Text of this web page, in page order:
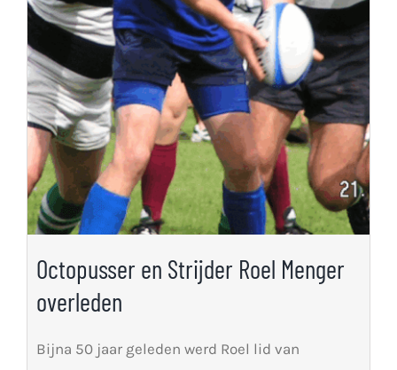
Octopusser en Strijder Roel Menger
overleden
Bijna 50 jaar geleden werd Roel lid van